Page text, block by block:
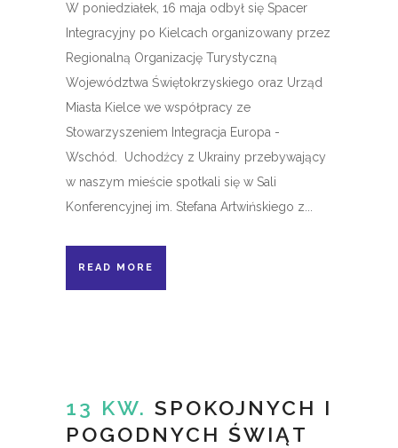
W poniedziałek, 16 maja odbył się Spacer
Integracyjny po Kielcach organizowany przez
Regionalną Organizację Turystyczną
Województwa Świętokrzyskiego oraz Urząd
Miasta Kielce we współpracy ze
Stowarzyszeniem Integracja Europa -
Wschód. Uchodźcy z Ukrainy przebywający
w naszym mieście spotkali się w Sali
Konferencyjnej im. Stefana Artwińskiego z...
READ MORE
13 KW. SPOKOJNYCH I
POGODNYCH ŚWIĄT